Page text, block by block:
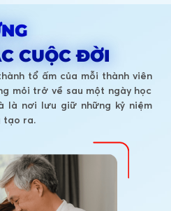
CUỘC ĐỜI
tổ ấm của mỗi thành viên
mỏi trở về sau một ngày học
là nơi lưu giữ những kỷ niệm
tạo ra.